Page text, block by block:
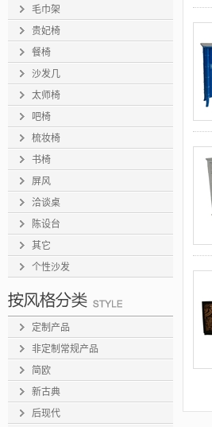
毛巾架
贵妃椅
餐椅
沙发几
太师椅
吧椅
梳妆椅
书椅
屏风
洽谈桌
陈设台
其它
个性沙发
定制产品
非定制常规产品
简欧
新古典
后现代